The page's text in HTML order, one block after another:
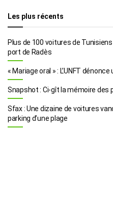
Les plus récents
Plus de 100 voitures de
port de Radès
« Mariage oral » : L’UNFT
Snapshot : Ci-gît la mémoire
Sfax : Une dizaine de voitures
parking d’une plage